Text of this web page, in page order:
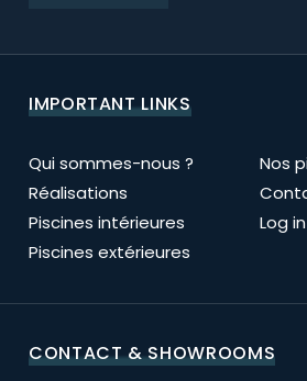
IMPORTANT LINKS
Qui sommes-nous ?
Réalisations
Piscines intérieures
Piscines extérieures
Nos
Log in
CONTACT & SHOWROOMS